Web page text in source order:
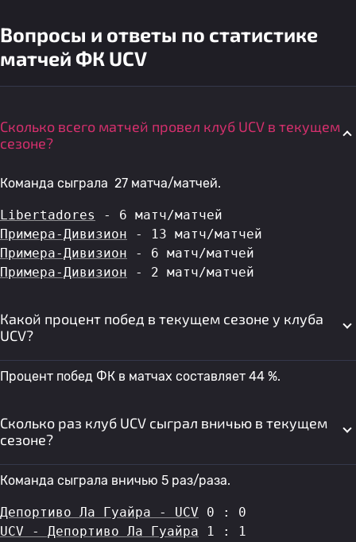
Вопросы и ответы по статистике
матчей ФК UCV
Сколько всего матчей провел клуб UCV в текущем
сезоне?
Команда сыграла 27 матча/матчей.
Libertadores
- 6 матч/матчей
Примера-Дивизион - 13 матч/матчей
Примера-Дивизион - 6 матч/матчей
Примера-Дивизион - 2 матч/матчей
Какой процент побед в текущем сезоне у клуба
UCV?
Процент побед ФК в матчах составляет 44 %.
Сколько раз клуб UCV сыграл вничью в текущем
сезоне?
Команда сыграла вничью 5 раз/раза.
Депортиво Ла Гуайра - UCV 0 : 0
UCV - Депортиво Ла Гуайра 1 : 1